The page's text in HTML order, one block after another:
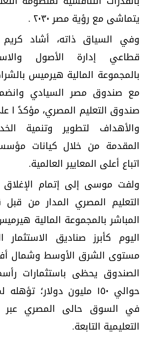
یتماشى مع رؤیة مصر ۲۰۳۰ .
وفي السیاق ذاته، أشاد
قطاعي إدارة الأصول
بالمجموعة المالیة ھیرمیس
مع صندوق مصر السیادي
صندوق التعلیم المصري، مؤكدً ا
والأھداف لتطویر وتنمیة
المقدمة من خلال كیانات
اتباع أعلى المعاییر العالمیة.
ولفت موسى إلى إتمام الإغلاق
التعلیم المصري المدار من قبل
المباشر بالمجموعة المالیة
الیوم كأبرز صنادیق
مستوى الشرق الأوسط وشمال
الصندوق یحظى باستثمارات
حوالي ۱٥۰ ملیون دولار؛
في السوق حالی المصري عبر
التعلیمیة التابعة.